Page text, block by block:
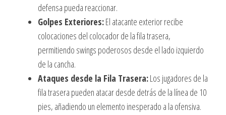
defensa pueda reaccionar.
Golpes Exteriores:El atacante exterior recibe
colocaciones del colocador de la fila trasera,
permitiendo swings poderosos desde el lado izquierdo
de la cancha.
Ataques desde la Fila Trasera:Los jugadores de la
fila trasera pueden atacar desde detrás de la línea de 10
pies, añadiendo un elemento inesperado a la ofensiva.